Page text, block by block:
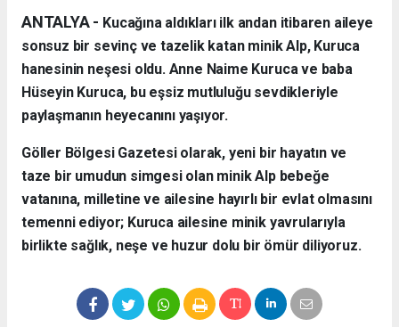
ANTALYA - ​ Kucağına aldıkları ilk andan itibaren aileye
sonsuz bir sevinç ve tazelik katan minik Alp, Kuruca
hanesinin neşesi oldu. Anne Naime Kuruca ve baba
Hüseyin Kuruca, bu eşsiz mutluluğu sevdikleriyle
paylaşmanın heyecanını yaşıyor.
​Göller Bölgesi Gazetesi olarak, yeni bir hayatın ve
taze bir umudun simgesi olan minik Alp bebeğe
vatanına, milletine ve ailesine hayırlı bir evlat olmasını
temenni ediyor; Kuruca ailesine minik yavrularıyla
birlikte sağlık, neşe ve huzur dolu bir ömür diliyoruz.